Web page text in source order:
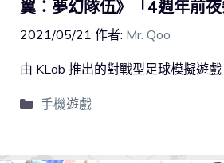
翼：夢幻隊伍》「4週年前夜
2021/05/21 作者: Mr. Qoo
由 KLab 推出的對戰型足球模擬遊
手機遊戲